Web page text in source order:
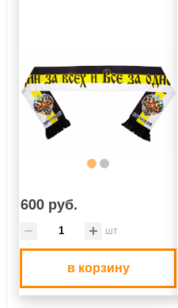
600 руб.
шт
в корзину